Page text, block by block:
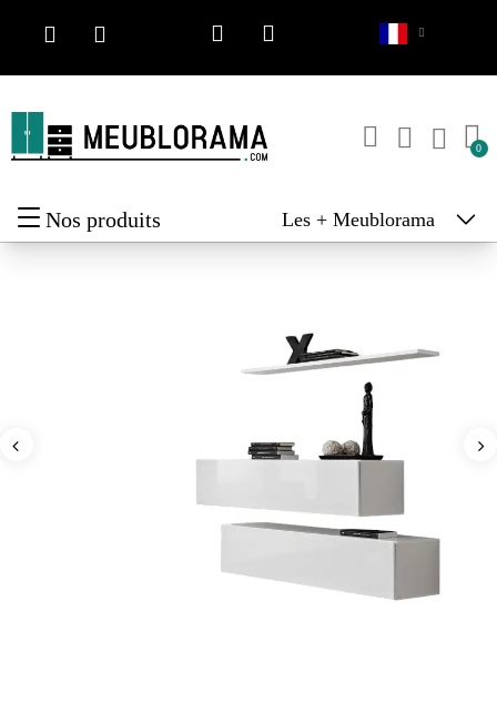
Nos produits Les + Meublorama